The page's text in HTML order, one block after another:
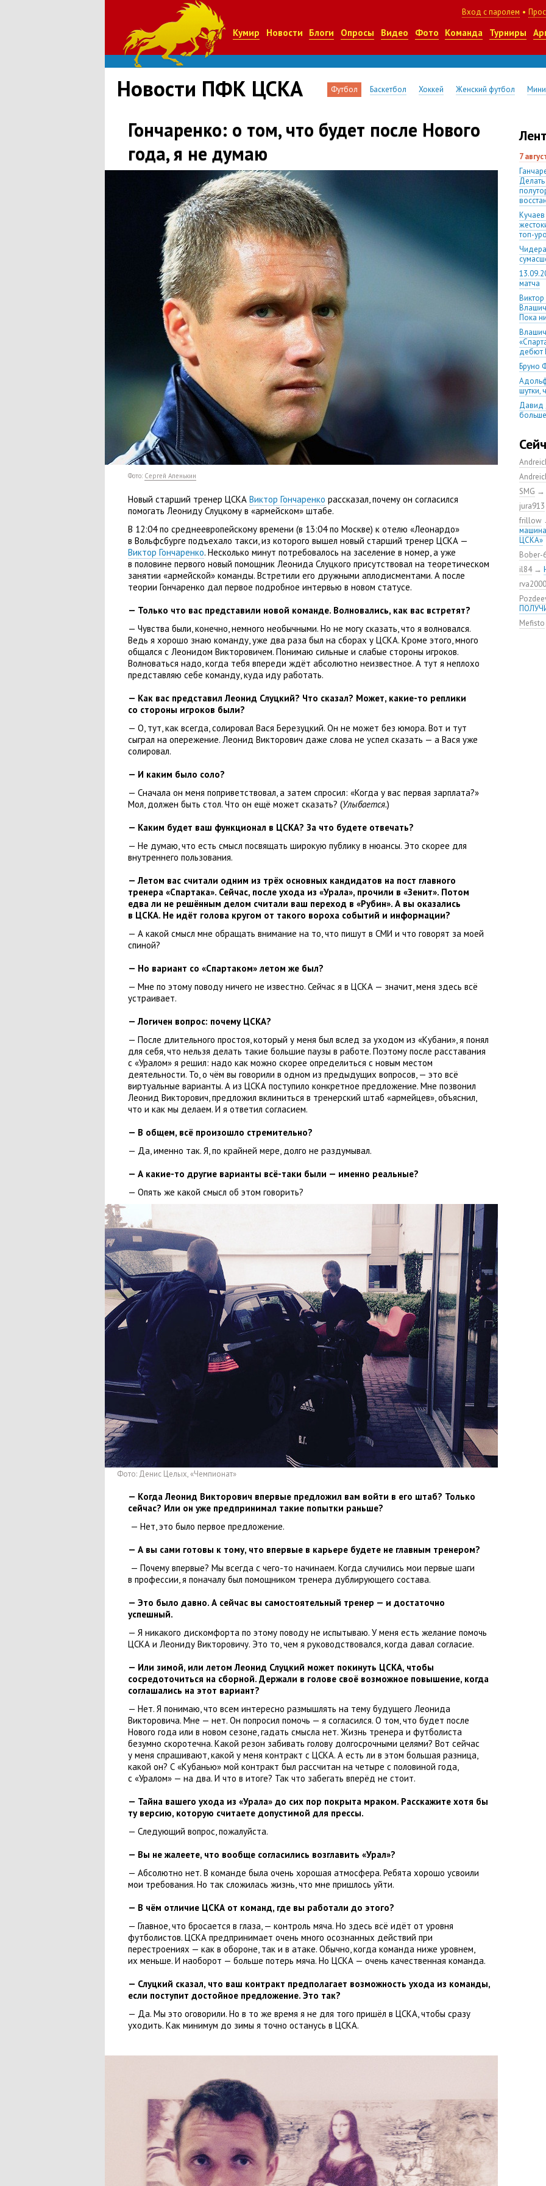
Вход с паролем •
Кумир Новости Блоги Опросы Видео Фото Команда Турниры
Новости ПФК ЦСКА Футбол Баскетбол Хоккей Женский футбол
Гончаренко: о том, что будет после Нового
года, я не думаю
Фото: Сергей Апенькин
Новый старший тренер ЦСКА Виктор Гончаренко рассказал, почему он согласился
помогать Леониду Слуцкому в «армейском» штабе.
В 12:04 по среднеевропейскому времени (в 13:04 по Москве) к отелю «Леонардо»
в Вольфсбурге подъехало такси, из которого вышел новый старший тренер ЦСКА —
Виктор Гончаренко. Несколько минут потребовалось на заселение в номер, а уже
в половине первого новый помощник Леонида Слуцкого присутствовал на теоретическом
занятии «армейской» команды. Встретили его дружными аплодисментами. А после
теории Гончаренко дал первое подробное интервью в новом статусе.
— Только что вас представили новой команде. Волновались, как вас встретят?
— Чувства были, конечно, немного необычными. Но не могу сказать, что я волновался.
Ведь я хорошо знаю команду, уже два раза был на сборах у ЦСКА. Кроме этого, много
общался с Леонидом Викторовичем. Понимаю сильные и слабые стороны игроков.
Волноваться надо, когда тебя впереди ждёт абсолютно неизвестное. А тут я неплохо
представляю себе команду, куда иду работать.
— Как вас представил Леонид Слуцкий? Что сказал? Может, какие-то реплики
со стороны игроков были?
— О, тут, как всегда, солировал Вася Березуцкий. Он не может без юмора. Вот и тут
сыграл на опережение. Леонид Викторович даже слова не успел сказать — а Вася уже
солировал.
— И каким было соло?
— Сначала он меня поприветствовал, а затем спросил: «Когда у вас первая зарплата?»
Мол, должен быть стол. Что он ещё может сказать? (Улыбается.)
— Каким будет ваш функционал в ЦСКА? За что будете отвечать?
— Не думаю, что есть смысл посвящать широкую публику в нюансы. Это скорее для
внутреннего пользования.
— Летом вас считали одним из трёх основных кандидатов на пост главного
тренера «Спартака». Сейчас, после ухода из «Урала», прочили в «Зенит». Потом
едва ли не решённым делом считали ваш переход в «Рубин». А вы оказались
в ЦСКА. Не идёт голова кругом от такого вороха событий и информации?
— А какой смысл мне обращать внимание на то, что пишут в СМИ и что говорят за моей
спиной?
— Но вариант со «Спартаком» летом же был?
— Мне по этому поводу ничего не известно. Сейчас я в ЦСКА — значит, меня здесь всё
устраивает.
— Логичен вопрос: почему ЦСКА?
— После длительного простоя, который у меня был вслед за уходом из «Кубани», я понял
для себя, что нельзя делать такие большие паузы в работе. Поэтому после расставания
с «Уралом» я решил: надо как можно скорее определиться с новым местом
деятельности. То, о чём вы говорили в одном из предыдущих вопросов, — это всё
виртуальные варианты. А из ЦСКА поступило конкретное предложение. Мне позвонил
Леонид Викторович, предложил вклиниться в тренерский штаб «армейцев», объяснил,
что и как мы делаем. И я ответил согласием.
— В общем, всё произошло стремительно?
— Да, именно так. Я, по крайней мере, долго не раздумывал.
— А какие-то другие варианты всё-таки были — именно реальные?
— Опять же какой смысл об этом говорить?
Фото: Денис Целых,«Чемпионат»
— Когда Леонид Викторович впервые предложил вам войти в его штаб? Только
сейчас? Или он уже предпринимал такие попытки раньше?
— Нет, это было первое предложение.
— А вы сами готовы к тому, что впервые в карьере будете не главным тренером?
— Почему впервые? Мы всегда с чего-то начинаем. Когда случились мои первые шаги
в профессии, я поначалу был помощником тренера дублирующего состава.
— Это было давно. А сейчас вы самостоятельный тренер — и достаточно
успешный.
— Я никакого дискомфорта по этому поводу не испытываю. У меня есть желание помочь
ЦСКА и Леониду Викторовичу. Это то, чем я руководствовался, когда давал согласие.
— Или зимой, или летом Леонид Слуцкий может покинуть ЦСКА, чтобы
сосредоточиться на сборной. Держали в голове своё возможное повышение, когда
соглашались на этот вариант?
— Нет. Я понимаю, что всем интересно размышлять на тему будущего Леонида
Викторовича. Мне — нет. Он попросил помочь — я согласился. О том, что будет после
Нового года или в новом сезоне, гадать смысла нет. Жизнь тренера и футболиста
безумно скоротечна. Какой резон забивать голову долгосрочными целями? Вот сейчас
у меня спрашивают, какой у меня контракт с ЦСКА. А есть ли в этом большая разница,
какой он? С «Кубанью» мой контракт был рассчитан на четыре с половиной года,
с «Уралом» — на два. И что в итоге? Так что забегать вперёд не стоит.
— Тайна вашего ухода из «Урала» до сих пор покрыта мраком. Расскажите хотя бы
ту версию, которую считаете допустимой для прессы.
— Следующий вопрос, пожалуйста.
— Вы не жалеете, что вообще согласились возглавить «Урал»?
— Абсолютно нет. В команде была очень хорошая атмосфера. Ребята хорошо усвоили
мои требования. Но так сложилась жизнь, что мне пришлось уйти.
— В чём отличие ЦСКА от команд, где вы работали до этого?
— Главное, что бросается в глаза, — контроль мяча. Но здесь всё идёт от уровня
футболистов. ЦСКА предпринимает очень много осознанных действий при
перестроениях — как в обороне, так и в атаке. Обычно, когда команда ниже уровнем,
их меньше. И наоборот — больше потерь мяча. Но ЦСКА — очень качественная команда.
— Слуцкий сказал, что ваш контракт предполагает возможность ухода из команды,
если поступит достойное предложение. Это так?
— Да. Мы это оговорили. Но в то же время я не для того пришёл в ЦСКА, чтобы сразу
уходить. Как минимум до зимы я точно останусь в ЦСКА.
7
топ-
матча
Пока
дебют
Бруно
шутки,
Давид
матча
на
но
мяча»
ЦСКА
нового
SMG →
jura913
frillow
ЦСКА»
Bober-
il84→
rva2000
Mefisto